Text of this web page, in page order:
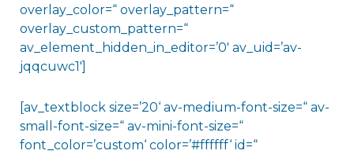
overlay_color=“ overlay_pattern=“
overlay_custom_pattern=“
av_element_hidden_in_editor=’0′ av_uid=’av-
jqqcuwc1′]
[av_textblock size=’20‘ av-medium-font-size=“ av-
small-font-size=“ av-mini-font-size=“
font_color=’custom‘ color=’#ffffff‘ id=“